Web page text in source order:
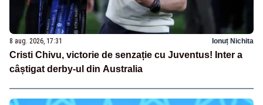
8 aug. 2026, 17:31 Ionuț Nichita
Cristi Chivu, victorie de senzație cu Juventus! Inter a
câștigat derby-ul din Australia